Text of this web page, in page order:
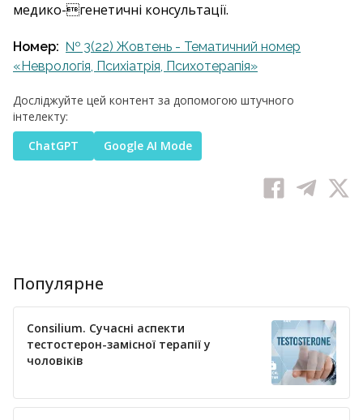
медико-генетичні консультації.
Номер: № 3(22) Жовтень - Тематичний номер
«Неврологія, Психіатрія, Психотерапія»
Досліджуйте цей контент за допомогою штучного
інтелекту:
ChatGPT
Google AI Mode
Популярне
Consilium. Сучасні аспекти
тестостерон-замісної терапії у
чоловіків